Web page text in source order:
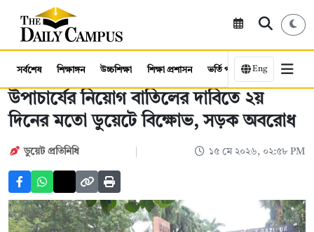
সর্বশেষ শিক্ষাঙ্গন উচ্চশিক্ষা শিক্ষা প্রশাসন ভর্তি পরীক্ষা কর্মসংস্থান
Eng
উপাচার্যের নিয়োগ বাতিলের দাবিতে ২য়
দিনের মতো ডুয়েটে বিক্ষোভ, সড়ক অবরোধ
ডুয়েট প্রতিনিধি ১৫ মে ২০২৬, ০২:৫৮ PM